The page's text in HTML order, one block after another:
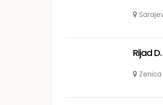
Rijad D.
Zenica